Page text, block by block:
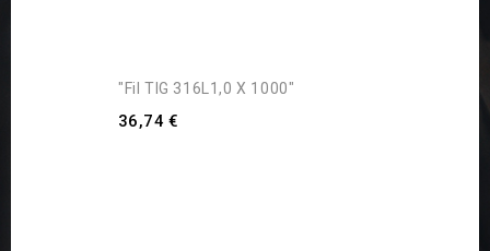
"Fil TIG 316L1,0 X 1000"
36,74 €